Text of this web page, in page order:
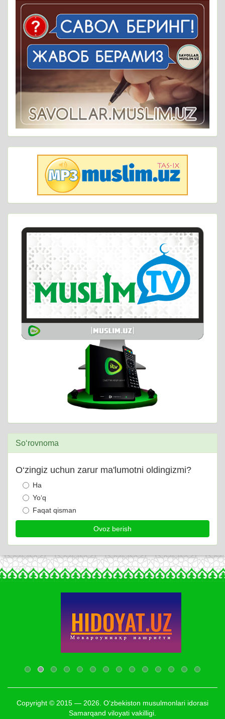
So‘rovnoma
O‘zingiz uchun zarur ma'lumotni oldingizmi?
Ha
Yo‘q
Faqat qisman
Copyright © 2015 — 2026. O‘zbekiston musulmonlari idorasi
Samarqand viloyati vakilligi.